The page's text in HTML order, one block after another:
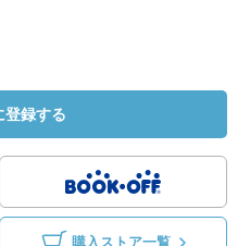
登録する
購入ストア一覧